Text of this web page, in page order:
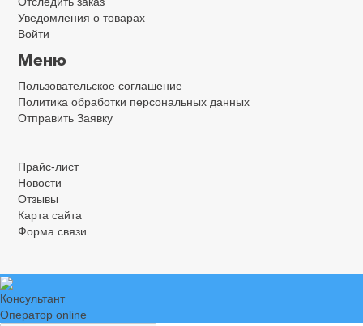
Уведомления о товарах
Войти
Меню
Пользовательское соглашение
Политика обработки персональных данных
Отправить Заявку
Прайс-лист
Новости
Отзывы
Карта сайта
Форма связи
Консультант
Оператор online